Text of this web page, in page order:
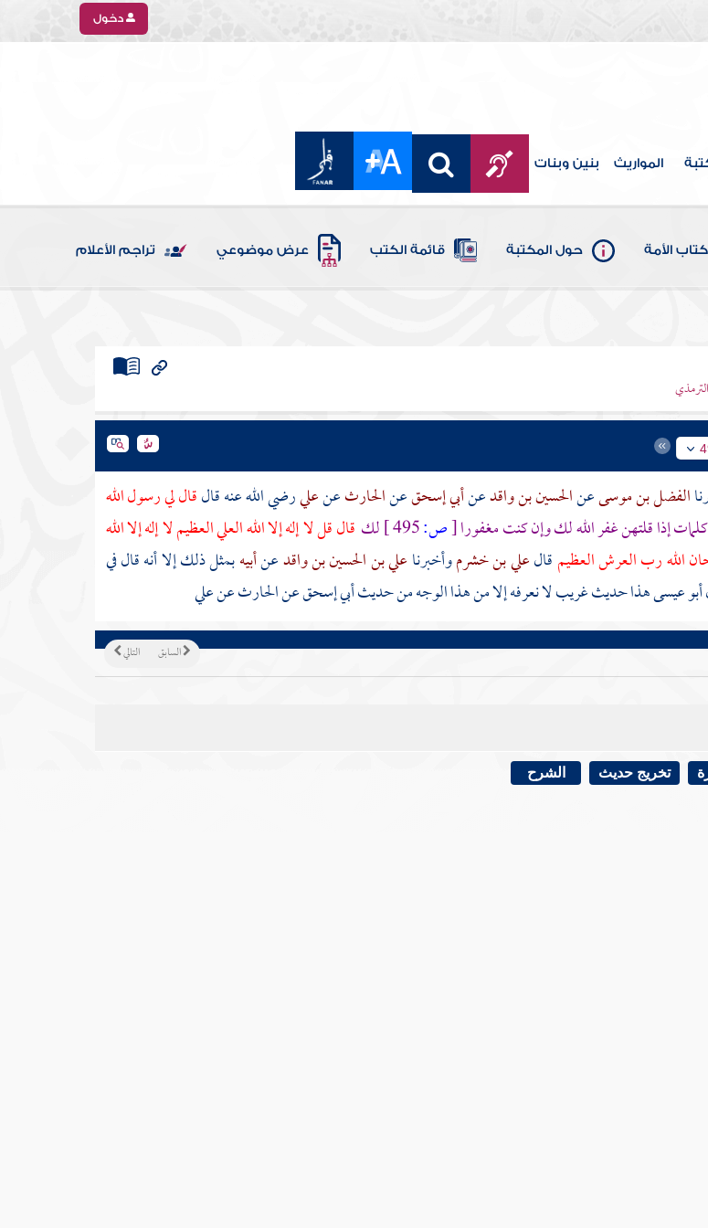
دخول
المواريث بنين وبنات
كتاب الأمة حول المكتبة قائمة الكتب عرض موضوعي تراجم الأعلام
الفضل بن موسىعنالحسين بن واقدعنأبي إسحقعنالحارثعنعليرضي الله عنه قالقال لي رسول الله
إذا قلتهن غفر الله لك وإن كنت مغفورا[ص: لك قال قل لا إله إلا الله العلي العظيم لا إله إلا الله
الله رب العرش العظيمقالعلي بن خشرموأخبرناعلي بن الحسين بن واقدعنأبيهبمثل ذلك إلا أنه قال في
أبو عيسى هذا حديث غريب لا نعرفه إلا من هذا الوجه من حديثأبي إسحقعنالحارثعنعلي
التالي السابق
تخريج حديث الشرح